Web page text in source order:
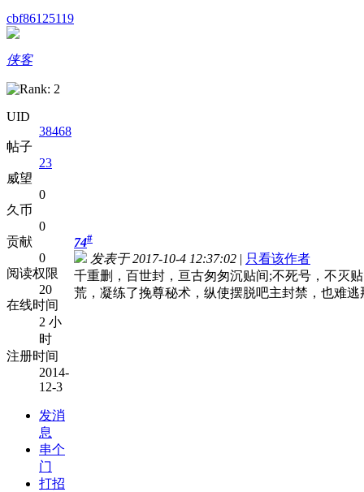
cbf86125119
侠客
UID
38468
帖子
23
威望
0
久币
0
贡献
0
阅读权限
20
在线时间
2 小
时
注册时间
2014-
12-3
发消
息
串个
门
打招
74#
发表于 2017-10-4 12:37:02 | 只看该作者
千重删，百世封，亘古匆匆沉贴间;不死号，不灭
荒，凝练了挽尊秘术，纵使摆脱吧主封禁，也难